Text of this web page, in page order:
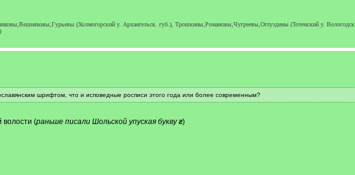
(Холмогорский у. Архангельск. губ.), Трошкины,Романовы,Чугреевы,Оглуздины (Тотемский у.
шрифтом, что и исповедные росписи этого года или более современным?
волости (раньше писали Шольской упуская буквуг)